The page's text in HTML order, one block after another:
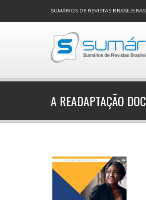
SUMÁRIOS DE REVISTAS
A READAPTAÇÃO